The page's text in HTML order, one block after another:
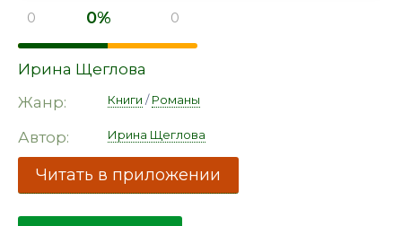
0 0% 0
Ирина Щеглова
Жанр:
Книги /Романы
Автор: Ирина Щеглова
Читать в приложении